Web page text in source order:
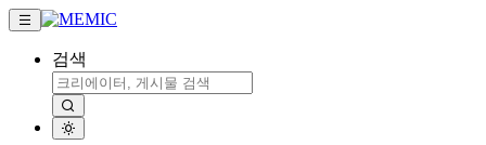
검색